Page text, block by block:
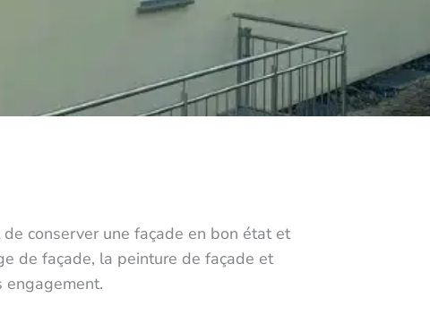
conserver une façade en bon état et
de façade, la peinture de façade et
engagement.